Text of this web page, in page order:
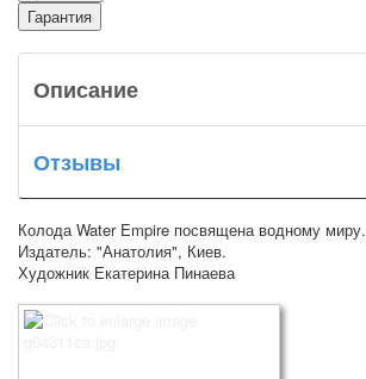
Гарантия
Описание
Отзывы
Колода Water Empire посвящена водному миру.
Издатель: "Анатолия", Киев.
Художник Екатерина Пинаева